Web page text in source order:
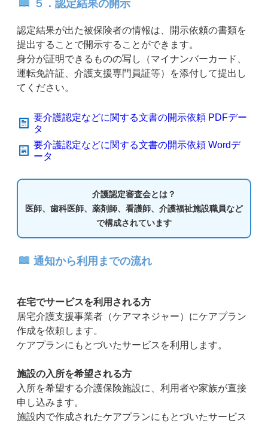
５．認定結果の開示
認定結果が出た被保険者の情報は、開示依頼の書類を
提出することで開示することができます。
身分が証明できるものの写し（マイナンバーカード、
運転免許証、介護支援専門員証等）を添付して提出し
てください。
要介護認定などに関する文書の開示依頼 PDFデー
タ
要介護認定などに関する文書の開示依頼 Wordデ
ータ
介護認定審査会とは？
医師、歯科医師、薬剤師、看護師、介護福祉施設職員など
で構成されています
通知から利用までの流れ
在宅でサービスを利用される方
居宅介護支援事業者（ケアマネジャー）にケアプラン
作成を依頼します。
ケアプランにもとづいたサービスを利用します。
施設の入所を希望される方
入所を希望する介護保険施設に、利用者や家族が直接
申し込みます。
施設内で作成されたケアプランにもとづいたサービス